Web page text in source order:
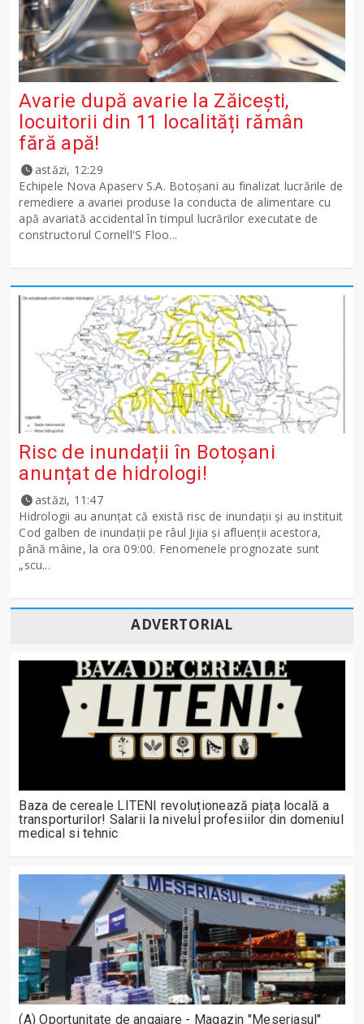
Avarie după avarie la Zăicești,
locuitorii din 11 localități rămân
fără apă!
astăzi, 12:29
Echipele Nova Apaserv S.A. Botoșani au finalizat lucrările de
remediere a avariei produse la conducta de alimentare cu
apă avariată accidental în timpul lucrărilor executate de
constructorul Cornell'S Floo...
Risc de inundații în Botoșani
anunțat de hidrologi!
astăzi, 11:47
Hidrologii au anunțat că există risc de inundații și au instituit
Cod galben de inundații pe râul Jijia și afluenții acestora,
până mâine, la ora 09:00. Fenomenele prognozate sunt
„scu...
ADVERTORIAL
Baza de cereale LITENI revoluționează piața locală a
transporturilor! Salarii la nivelul profesiilor din domeniul
medical si tehnic
(A) Oportunitate de angajare - Magazin "Meseriașul"